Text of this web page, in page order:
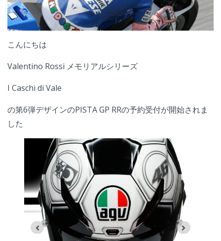
こんにちは
Valentino Rossi メモリアルシリーズ
I Caschi di Vale
の第6弾デザインのPISTA GP RRの予約受付が開始されま
した